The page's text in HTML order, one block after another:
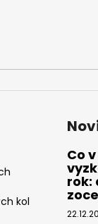
kol
Co
rok: